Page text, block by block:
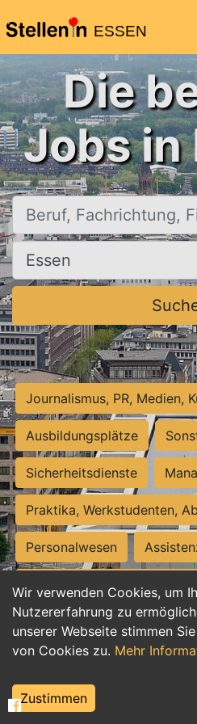
ESSEN
Wir verwenden Cookies, um
Nutzererfahrung zu
unserer Webseite stimmen
von Cookies zu. Mehr
Zustimmen
Die
Jobs in
Beruf, Fachrichtung, Firma
Ort, Stadt
Journalismus, PR, Medien,
Ausbildungsplätze
Sicherheitsdienste
Praktika, Werkstudenten,
Personalwesen
Hilfskräfte, Aushilfs- und
Einkauf, Logistik,
Weiterbildung, Studium,
Tourismus